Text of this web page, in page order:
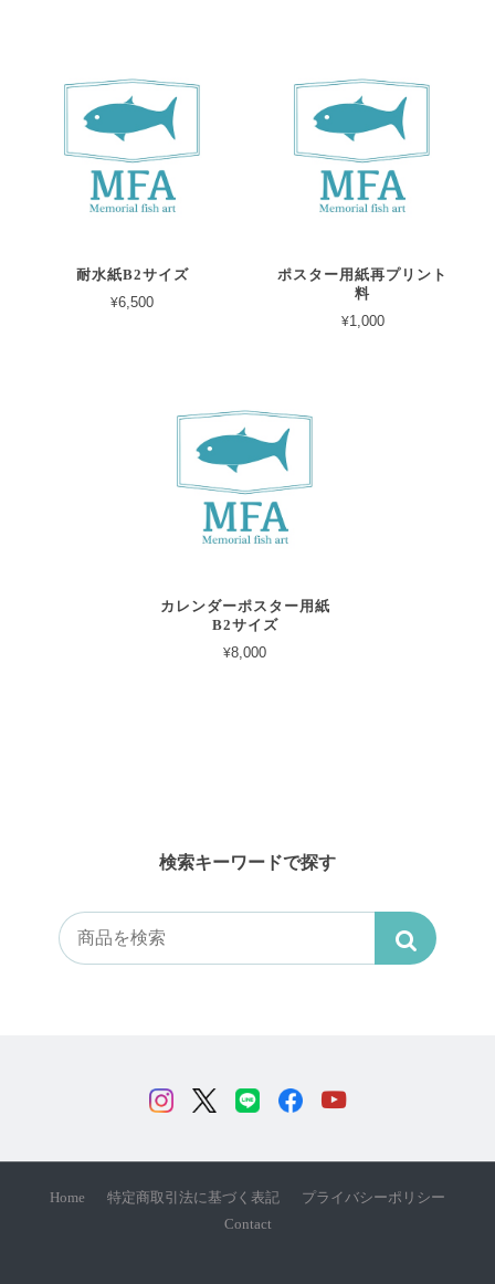
耐水紙B2サイズ
¥6,500
ポスター用紙再プリント
料
¥1,000
カレンダーポスター用紙
B2サイズ
¥8,000
検索キーワードで探す
Home 特定商取引法に基づく表記
プライバシーポリシー
Contact